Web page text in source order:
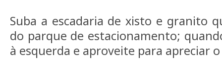
Suba a escadaria de xisto e granito
do parque de estacionamento;
à esquerda e aproveite para apreciar